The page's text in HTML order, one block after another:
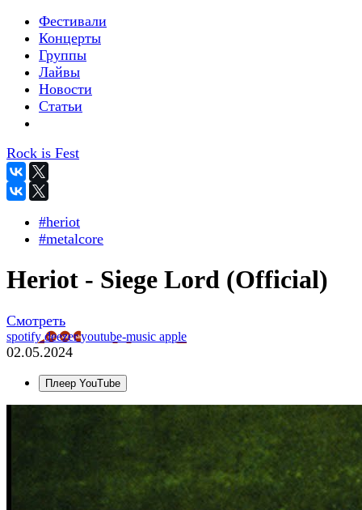
Фестивали
Концерты
Группы
Лайвы
Новости
Статьи
Rock is Fest
#heriot
#metalcore
Heriot - Siege Lord (Official)
Смотреть
spotifydeezeryoutube-music apple
02.05.2024
Плеер YouTube